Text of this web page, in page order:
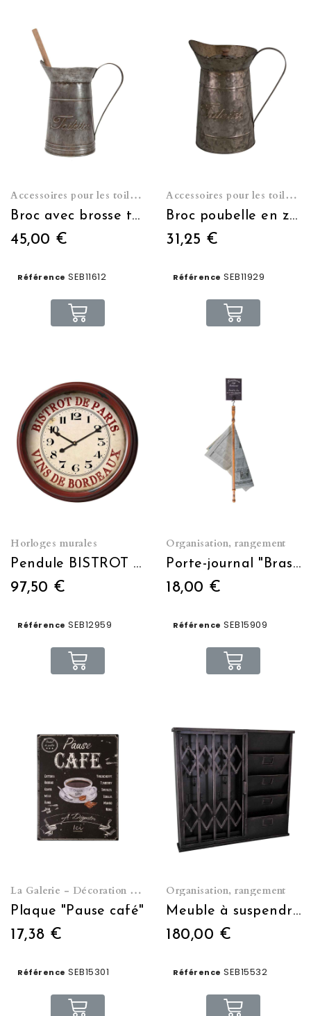
Accessoires pour les toilettes
Broc avec brosse toilettes
45,00 €
Référence SEB11612
Accessoires pour les toilettes
Broc poubelle en zinc
31,25 €
Référence SEB11929
Horloges murales
Pendule BISTROT DE PARIS
97,50 €
Référence SEB12959
Organisation, rangement
Porte-journal "Brasserie"
18,00 €
Référence SEB15909
La Galerie - Décoration murale
Plaque "Pause café"
17,38 €
Référence SEB15301
Organisation, rangement
Meuble à suspendre Range clé/courrier porte accordéon
180,00 €
Référence SEB15532